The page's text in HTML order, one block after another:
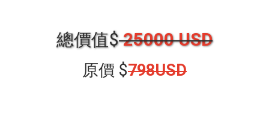
總價值$ 25000 USD
原價 $798USD